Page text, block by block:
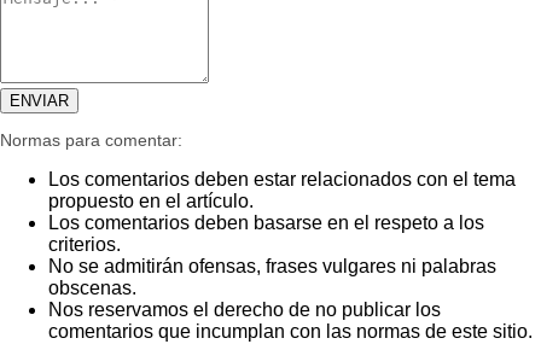
Normas para comentar:
Los comentarios deben estar relacionados con el tema
propuesto en el artículo.
Los comentarios deben basarse en el respeto a los
criterios.
No se admitirán ofensas, frases vulgares ni palabras
obscenas.
Nos reservamos el derecho de no publicar los
comentarios que incumplan con las normas de este sitio.